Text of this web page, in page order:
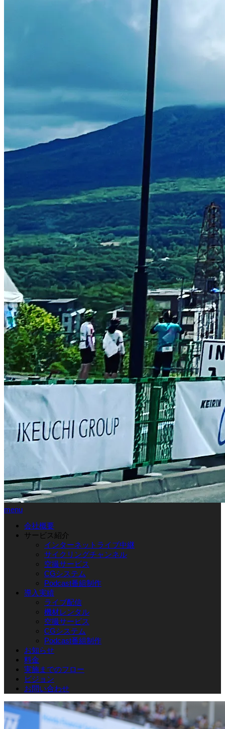
menu
会社概要
サービス紹介
インターネットライブ中継
サイクリングチャンネル
空撮サービス
CGシステム
Podcast番組制作
導入実績
ライブ配信
機材レンタル
空撮サービス
CGシステム
Podcast番組制作
お知らせ
料金
実施までのフロー
ビジョン
お問い合わせ